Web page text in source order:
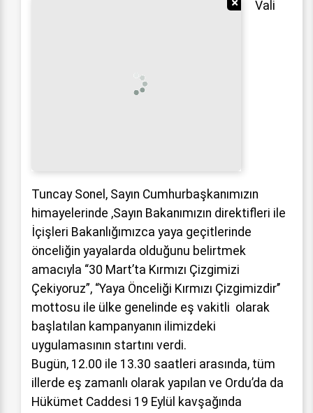
Reklamı Gizle
Vali
Tuncay Sonel, Sayın Cumhurbaşkanımızın
himayelerinde ,Sayın Bakanımızın direktifleri ile
İçişleri Bakanlığımızca yaya geçitlerinde
önceliğin yayalarda olduğunu belirtmek
amacıyla “30 Mart’ta Kırmızı Çizgimizi
Çekiyoruz”, “Yaya Önceliği Kırmızı Çizgimizdir’’
mottosu ile ülke genelinde eş vakitli olarak
başlatılan kampanyanın ilimizdeki
uygulamasının startını verdi.
Bugün, 12.00 ile 13.30 saatleri arasında, tüm
illerde eş zamanlı olarak yapılan ve Ordu’da da
Hükümet Caddesi 19 Eylül kavşağında